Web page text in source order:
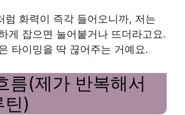
럼 화력이 즉각 들어오니까, 저는
게 잡으면 눌어붙거나 뜨더라고요.
타이밍을 딱 끊어주는 거예요.
름(제가 반복해서
틴)